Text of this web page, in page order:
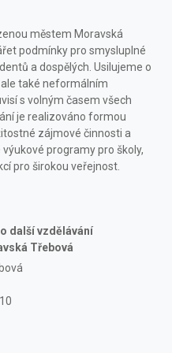
městem Moravská
podmínky pro smysluplné
a dospělých. Usilujeme o
také neformálním
s volným časem všech
je realizováno formou
zájmové činnosti a
programy pro školy,
pro širokou veřejnost.
další vzdělávání
Třebová